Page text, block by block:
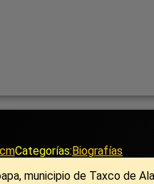
Categorías: Biografías
municipio de Taxco de